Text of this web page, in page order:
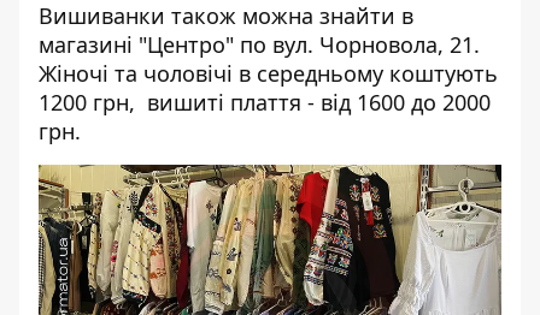
Вишиванки також можна знайти в
магазині "Центро" по вул. Чорновола, 21.
Жіночі та чоловічі в середньому коштують
1200 грн, вишиті плаття - від 1600 до 2000
грн.